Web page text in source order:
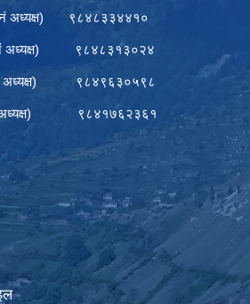
नं अध्यक्ष) ९८४८३३४४१०
नं अध्यक्ष) ९८४८३१३०२४
नं अध्यक्ष) ९८४९६३०५९८
नं अध्यक्ष) ९८४१७६२३६१